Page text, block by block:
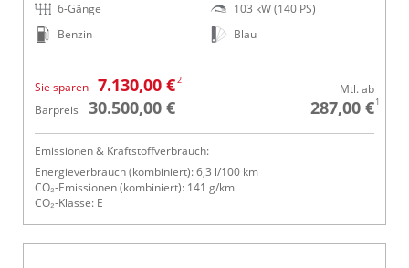
6-Gänge
Benzin
103 kW (140 PS)
Blau
Sie sparen 7.130,00 €2
Barpreis 30.500,00 €
Mtl. ab
287,00 €1
Emissionen & Kraftstoffverbrauch:
Energieverbrauch (kombiniert): 6,3 l/100 km
CO₂-Emissionen (kombiniert): 141 g/km
CO₂-Klasse: E